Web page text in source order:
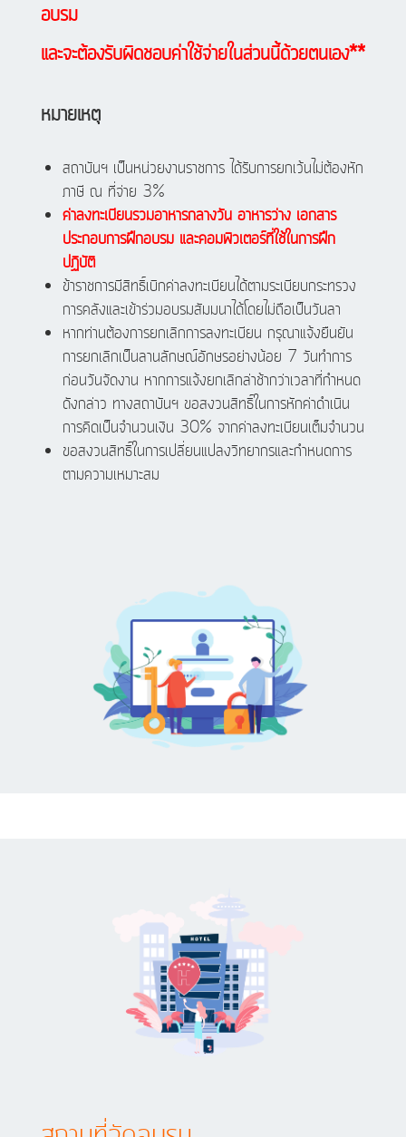
อบรม
และจะต้องรับผิดชอบค่าใช้จ่ายในส่วนนี้ด้วยตนเอง**
หมายเหตุ
สถาบันฯ เป็นหน่วยงานราชการ ได้รับการยกเว้นไม่ต้องหัก
ภาษี ณ ที่จ่าย 3%
ค่าลงทะเบียนรวมอาหารกลางวัน อาหารว่าง เอกสาร
ประกอบการฝึกอบรม และคอมพิวเตอร์ที่ใช้ในการฝึก
ปฏิบัติ
ข้าราชการมีสิทธิ์เบิกค่าลงทะเบียนได้ตามระเบียบกระทรวง
การคลังและเข้าร่วมอบรมสัมมนาได้โดยไม่ถือเป็นวันลา
หากท่านต้องการยกเลิกการลงทะเบียน กรุณาแจ้งยืนยัน
การยกเลิกเป็นลานลักษณ์อักษรอย่างน้อย 7 วันทำการ
ก่อนวันจัดงาน หากการแจ้งยกเลิกล่าช้ากว่าเวลาที่กำหนด
ดังกล่าว ทางสถาบันฯ ขอสงวนสิทธิ์ในการหักค่าดำเนิน
การคิดเป็นจำนวนเงิน 30% จากค่าลงทะเบียนเต็มจำนวน
ขอสงวนสิทธิ์ในการเปลี่ยนแปลงวิทยากรและกำหนดการ
ตามความเหมาะสม